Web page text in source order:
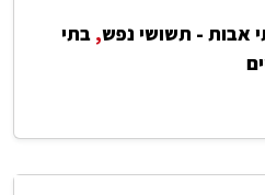
אבות - תשושי נפש, בתי